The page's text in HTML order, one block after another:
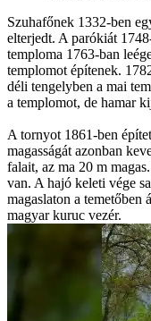
Szuhafőnek 1332-ben
elterjedt. A parókiát
temploma 1763-ban
templomot építenek.
déli tengelyben a mai
a templomot, de hamar
A tornyot 1861-ben
magasságát azonban
falait, az ma 20 m
van. A hajó keleti vége
magaslaton a
magyar kuruc vezér.